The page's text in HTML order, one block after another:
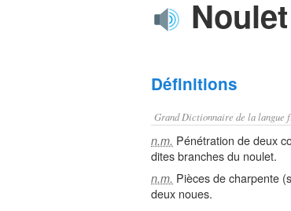
Noulet
Définitions
Grand Dictionnaire de la langue
n.m. Pénétration de deux
dites branches du noulet.
n.m. Pièces de charpente
deux noues.